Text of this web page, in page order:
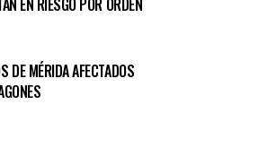
EN RIESGO POR ORDEN
DE MÉRIDA AFECTADOS